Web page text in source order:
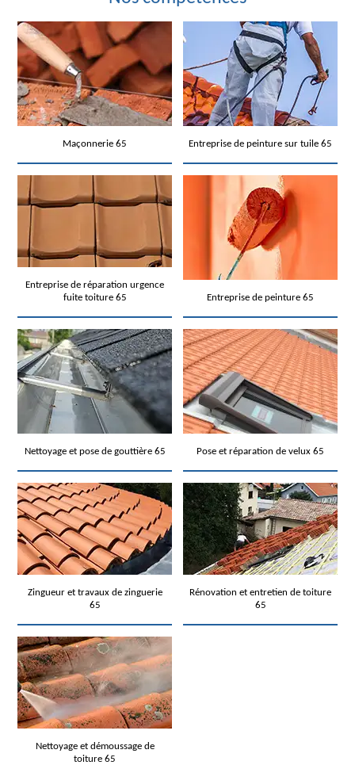
Maçonnerie 65 Entreprise de peinture sur tuile 65
Entreprise de réparation urgence
fuite toiture 65
Entreprise de peinture 65
Nettoyage et pose de gouttière 65 Pose et réparation de velux 65
Zingueur et travaux de zinguerie
65
Rénovation et entretien de toiture
65
Nettoyage et démoussage de
toiture 65